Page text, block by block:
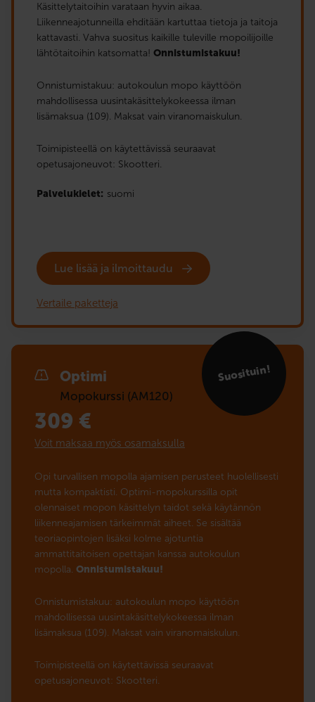
Käsittelytaitoihin varataan hyvin aikaa.
Liikenneajotunneilla ehditään kartuttaa tietoja ja taitoja
kattavasti. Vahva suositus kaikille tuleville mopoilijoille
lähtötaitoihin katsomatta! Onnistumistakuu!
Onnistumistakuu: autokoulun mopo käyttöön
mahdollisessa uusintakäsittelykokeessa ilman
lisämaksua (109). Maksat vain viranomaiskulun.
Toimipisteellä on käytettävissä seuraavat
opetusajoneuvot: Skootteri.
Palvelukielet: suomi
Lue lisää ja ilmoittaudu
Vertaile paketteja
Optimi
Mopokurssi (AM120)
Suosituin!
309 €
Voit maksaa myös osamaksulla
Opi turvallisen mopolla ajamisen perusteet huolellisesti
mutta kompaktisti. Optimi-mopokurssilla opit
olennaiset mopon käsittelyn taidot sekä käytännön
liikenneajamisen tärkeimmät aiheet. Se sisältää
teoriaopintojen lisäksi kolme ajotuntia
ammattitaitoisen opettajan kanssa autokoulun
mopolla. Onnistumistakuu!
Onnistumistakuu: autokoulun mopo käyttöön
mahdollisessa uusintakäsittelykokeessa ilman
lisämaksua (109). Maksat vain viranomaiskulun.
Toimipisteellä on käytettävissä seuraavat
opetusajoneuvot: Skootteri.